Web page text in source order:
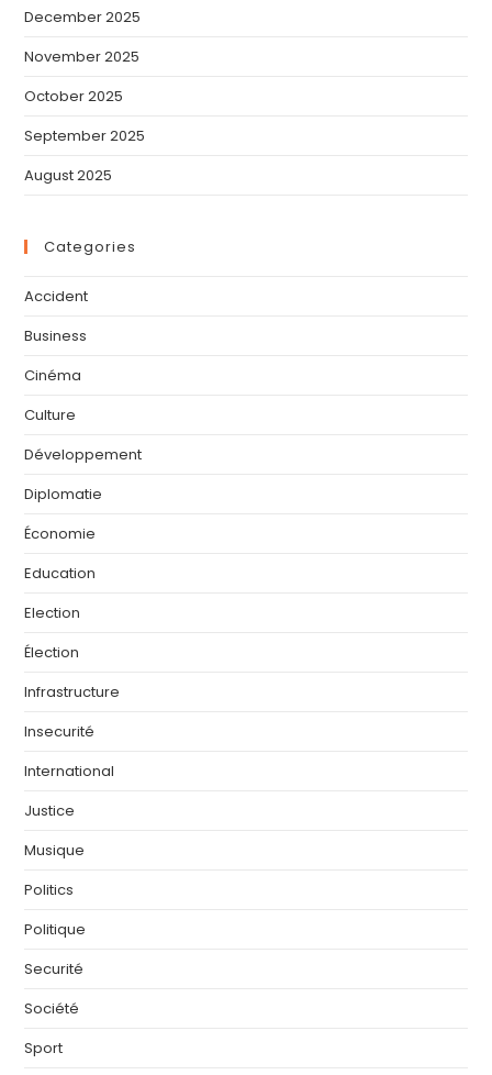
December 2025
November 2025
October 2025
September 2025
August 2025
Categories
Accident
Business
Cinéma
Culture
Développement
Diplomatie
Économie
Education
Election
Élection
Infrastructure
Insecurité
International
Justice
Musique
Politics
Politique
Securité
Société
Sport